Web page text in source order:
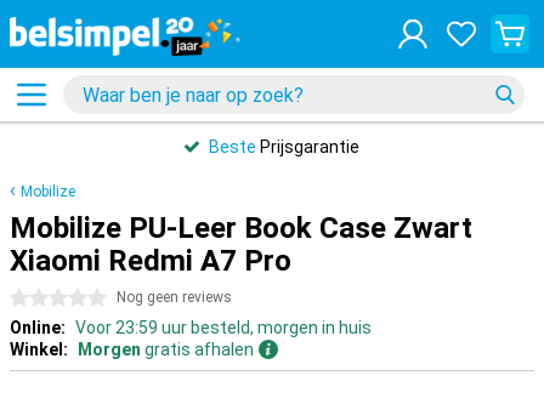
Beste Prijsgarantie
Mobilize
Mobilize PU-Leer Book Case Zwart
Xiaomi Redmi A7 Pro
0 sterren Nog geen reviews
Online: Voor 23:59 uur besteld, morgen in huis
Winkel:
Morgen gratis afhalen